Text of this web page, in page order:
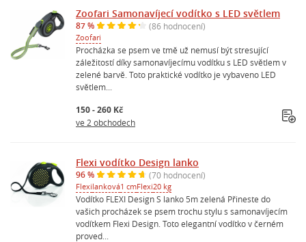
Zoofari Samonavíjecí vodítko s LED světlem
87 % (86 hodnocení)
Zoofari
Procházka se psem ve tmě už nemusí být stresující
záležitostí díky samonavíjecímu vodítku s LED světlem v
zelené barvě. Toto praktické vodítko je vybaveno LED
světlem...
150 - 260 Kč
ve 2 obchodech
Flexi vodítko Design lanko
96 % (70 hodnocení)
Flexilanková1 cmFlexi20 kg
Vodítko FLEXI Design S lanko 5m zelená Přineste do
vašich procházek se psem trochu stylu s samonavíjecím
vodítkem Flexi Design. Toto elegantní vodítko v černém
proved...